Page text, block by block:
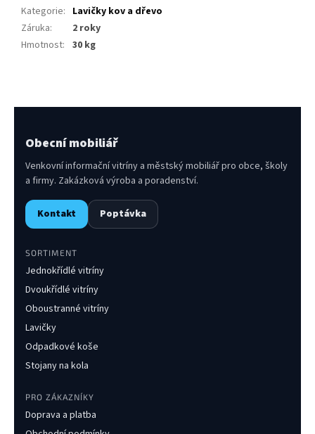
Kategorie: Lavičky kov a dřevo
Záruka:
2 roky
Hmotnost: 30 kg
Obecní mobiliář
Venkovní informační vitríny a městský mobiliář pro obce, školy
a firmy. Zakázková výroba a poradenství.
Kontakt Poptávka
SORTIMENT
Jednokřídlé vitríny
Dvoukřídlé vitríny
Oboustranné vitríny
Lavičky
Odpadkové koše
Stojany na kola
PRO ZÁKAZNÍKY
Doprava a platba